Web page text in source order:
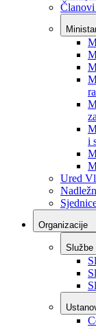
Vlada
Vlada
Premijer
i
Ured
Organizacije
Službe